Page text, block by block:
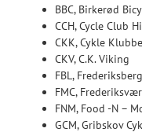
BBC, Birkerød
CCH, Cycle Club
CKK, Cykle
CKV, C.K. Viking
FBL,
FMC,
FNM, Food -N –
GCM, Gribskov